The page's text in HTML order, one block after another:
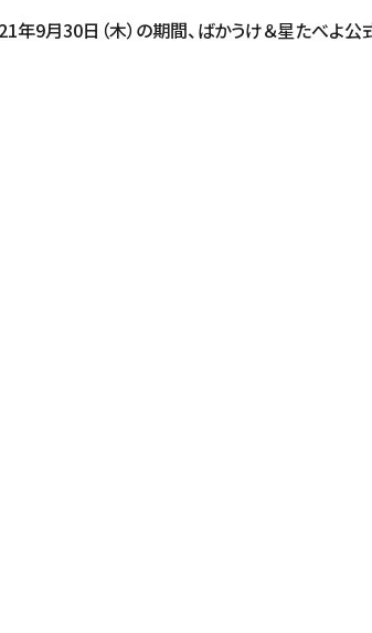
年9月30日（木）の期間、ばかうけ＆星たべよ